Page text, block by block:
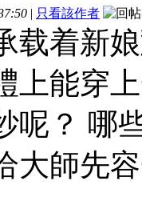
| 只看該作者
载着新
上能穿
呢？ 哪
大師先